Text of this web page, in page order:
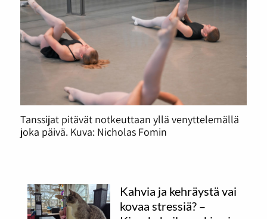
Tanssijat pitävät notkeuttaan yllä venyttelemällä
joka päivä. Kuva: Nicholas Fomin
Kahvia ja kehräystä vai
kovaa stressiä? –